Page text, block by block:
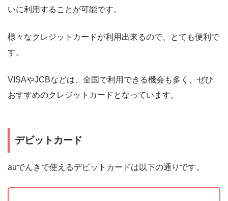
いに利用することが可能です。
様々なクレジットカードが利用出来るので、とても便利で
す。
VISAやJCBなどは、全国で利用できる機会も多く、ぜひ
おすすめのクレジットカードとなっています。
デビットカード
auでんきで使えるデビットカードは以下の通りです。